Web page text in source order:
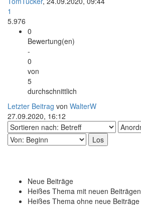
1
5.976
0
Bewertung(en)
-
0
von
5
durchschnittlich
Letzter Beitrag von WalterW
27.09.2020, 16:12
Neue Beiträge
Heißes Thema mit neuen Beiträgen
Heißes Thema ohne neue Beiträge